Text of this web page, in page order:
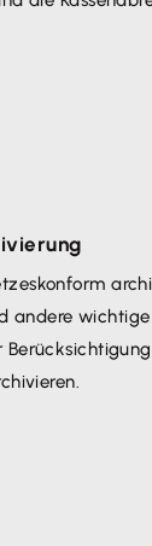
andere